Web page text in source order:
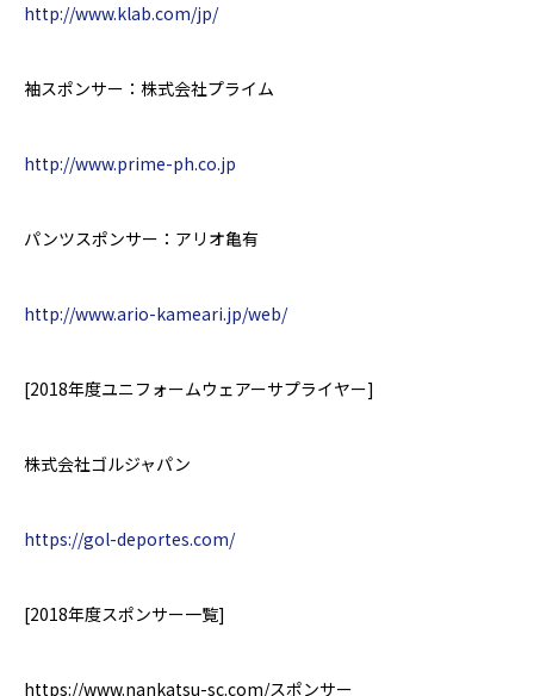
http://www.klab.com/jp/
袖スポンサー：株式会社プライム
http://www.prime-ph.co.jp
パンツスポンサー：アリオ亀有
http://www.ario-kameari.jp/web/
[2018年度ユニフォームウェアーサプライヤー]
株式会社ゴルジャパン
https://gol-deportes.com/
[2018年度スポンサー一覧]
https://www.nankatsu-sc.com/スポンサー